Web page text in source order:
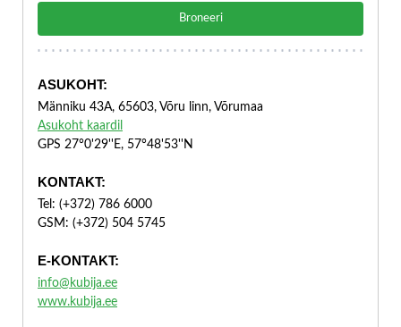
Broneeri
ASUKOHT:
Männiku 43A, 65603, Võru linn, Võrumaa
Asukoht kaardil
GPS 27°0'29''E, 57°48'53''N
KONTAKT:
Tel: (+372) 786 6000
GSM: (+372) 504 5745
E-KONTAKT:
info@kubija.ee
www.kubija.ee